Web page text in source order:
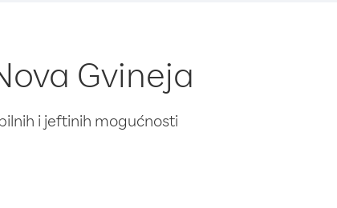
Gvineja
i jeftinih mogućnosti